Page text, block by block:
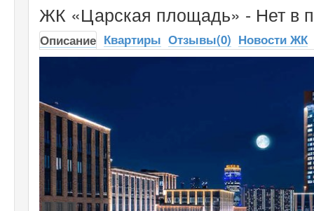
ЖК «Царская площадь» - Нет в
Описание Квартиры Отзывы(0) Новости ЖК